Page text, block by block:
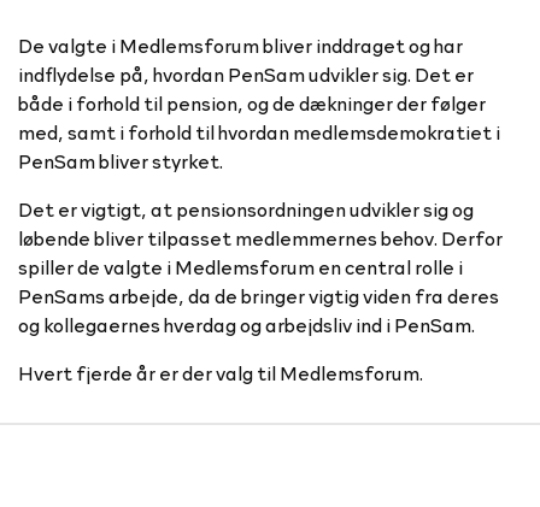
De valgte i Medlemsforum bliver inddraget og har
indflydelse på, hvordan PenSam udvikler sig. Det er
både i forhold til pension, og de dækninger der følger
med, samt i forhold til hvordan medlemsdemokratiet i
PenSam bliver styrket.
Det er vigtigt, at pensionsordningen udvikler sig og
løbende bliver tilpasset medlemmernes behov. Derfor
spiller de valgte i Medlemsforum en central rolle i
PenSams arbejde, da de bringer vigtig viden fra deres
og kollegaernes hverdag og arbejdsliv ind i PenSam.
Hvert fjerde år er der valg til Medlemsforum.